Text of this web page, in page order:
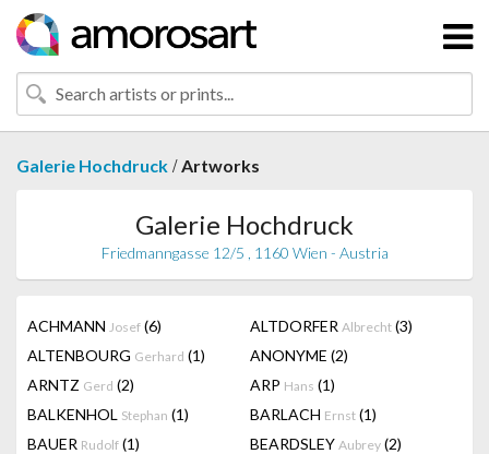
Galerie Hochdruck /Artworks
Galerie Hochdruck
Friedmanngasse 12/5 , 1160 Wien - Austria
ACHMANN Josef (6) ALTDORFER Albrecht (3)
ALTENBOURG Gerhard (1) ANONYME (2)
ARNTZ Gerd (2) ARP Hans (1)
BALKENHOL Stephan (1) BARLACH Ernst (1)
BAUER Rudolf (1) BEARDSLEY Aubrey (2)